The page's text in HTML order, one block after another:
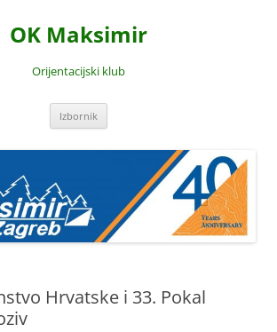
OK Maksimir
Orijentacijski klub
Izbornik
Hrvatske i 33. Pokal